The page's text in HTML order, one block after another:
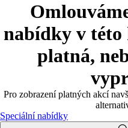
nabídky v
platná,
Pro zobrazení platných akcí
Speciální nabídky